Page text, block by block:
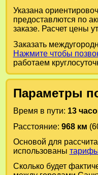
Указана
предоставлются по
заказе. Расчет цены
Заказать
Нажмите чтобы
работаем
Параметры
Время в пути: 13
Расстояние: 968 км
Основой для
использованы
Сколько будет